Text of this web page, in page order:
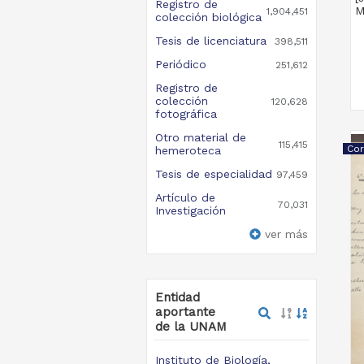
Registro de
colección biológica 1,904,451
Tesis de licenciatura 398,511
Periódico 251,612
Registro de
colección
fotográfica
120,628
Otro material de
hemeroteca
115,415
Tesis de especialidad 97,459
Artículo de
Investigación
70,031
ver más
Entidad
aportante
de la UNAM
Instituto de Biología,